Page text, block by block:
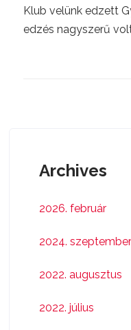
Klub velünk edzett
edzés nagyszerű
Archives
2026. február
2024. szeptember
2022. augusztus
2022. július